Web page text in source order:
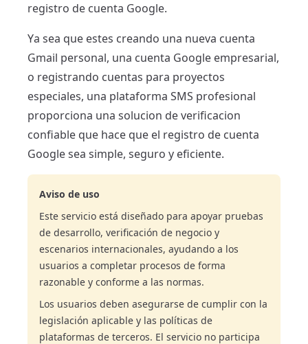
registro de cuenta Google.
Ya sea que estes creando una nueva cuenta
Gmail personal, una cuenta Google empresarial,
o registrando cuentas para proyectos
especiales, una plataforma SMS profesional
proporciona una solucion de verificacion
confiable que hace que el registro de cuenta
Google sea simple, seguro y eficiente.
Aviso de uso
Este servicio está diseñado para apoyar pruebas
de desarrollo, verificación de negocio y
escenarios internacionales, ayudando a los
usuarios a completar procesos de forma
razonable y conforme a las normas.
Los usuarios deben asegurarse de cumplir con la
legislación aplicable y las políticas de
plataformas de terceros. El servicio no participa